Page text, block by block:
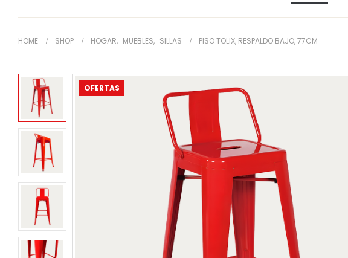
HOME SHOP HOGAR, MUEBLES, SILLAS PISO TOLIX, RESPALDO BAJO, 77CM
OFERTAS